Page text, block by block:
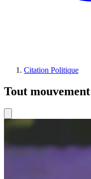
Citation Politique
Tout